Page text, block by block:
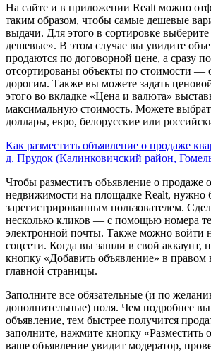
На сайте и в приложении Realt можно
таким образом, чтобы самые дешевые
выдачи. Для этого в сортировке
дешевые». В этом случае вы увидите
продаются по договорной цене, а сразу
отсортированы объекты по стоимости —
дорогим. Также вы можете задать
этого во вкладке «Цена и валюта»
максимальную стоимость. Можете
доллары, евро, белорусские или
Как разместить объявление о продаже
д. Прудок (Калинковичский район,
Чтобы разместить объявление о продаже
недвижимости на площадке Realt, нужно
зарегистрированным пользователем.
несколько кликов — с помощью номера
электронной почты. Также можно войти
соцсети. Когда вы зашли в свой аккаунт,
кнопку «Добавить объявление» в правом
главной страницы.
Заполните все обязательные (и по
дополнительные) поля. Чем подробнее
объявление, тем быстрее получится
заполните, нажмите кнопку «Разместить
ваше объявление увидит модератор,